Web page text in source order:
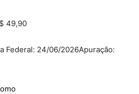
49,90
Federal: 24/06/2026Apuração: